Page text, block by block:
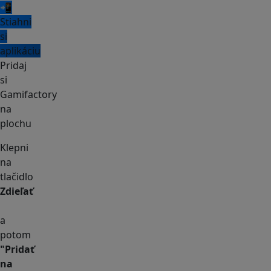
📲
Stiahni
si
aplikáciu
Pridaj
si
Gamifactory
na
plochu
Klepni
na
tlačidlo
Zdieľať
a
potom
"Pridať
na